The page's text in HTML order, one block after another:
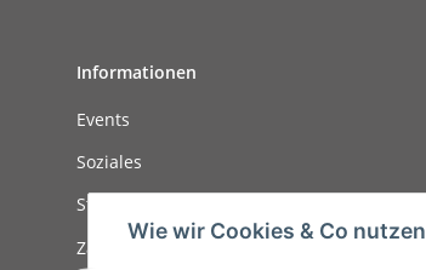
Informationen
Events
Soziales
Stellenanzeigen
Zahlungsmöglichkeiten
Wie wir Cookies & Co nutzen